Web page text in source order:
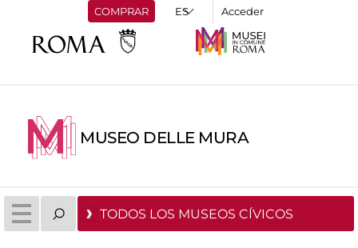
COMPRAR Acceder
MUSEO DELLE MURA
TODOS LOS MUSEOS CÍVICOS